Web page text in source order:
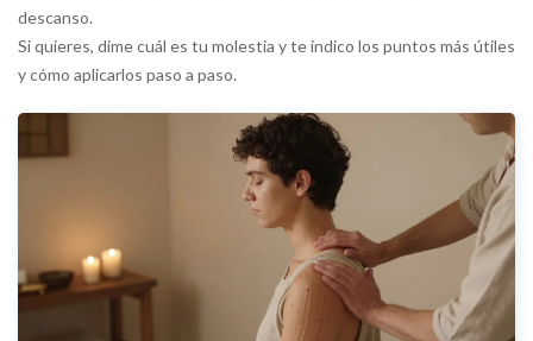
descanso.
Si quieres, dime cuál es tu molestia y te indico los puntos más útiles
y cómo aplicarlos paso a paso.